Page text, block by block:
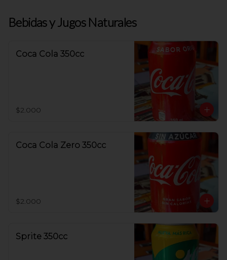
minutos.
Bebidas y Jugos Naturales
Coca Cola 350cc
$2.000
Coca Cola Zero 350cc
$2.000
Sprite 350cc